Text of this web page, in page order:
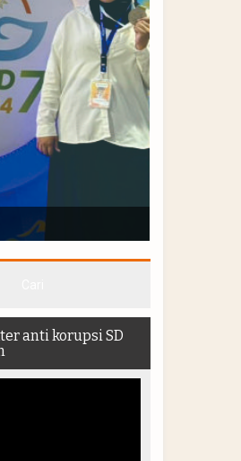
Acara Muktamar
anti korupsi SD